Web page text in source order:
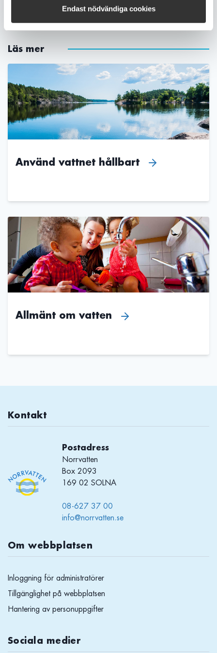
Endast nödvändiga cookies
Läs mer
Använd vattnet hållbart
Allmänt om vatten
Kontakt
Postadress
Norrvatten
Box 2093
169 02 SOLNA
08-627 37 00
info@norrvatten.se
Om webbplatsen
Inloggning för administratörer
Tillgänglighet på webbplatsen
Hantering av personuppgifter
Sociala medier